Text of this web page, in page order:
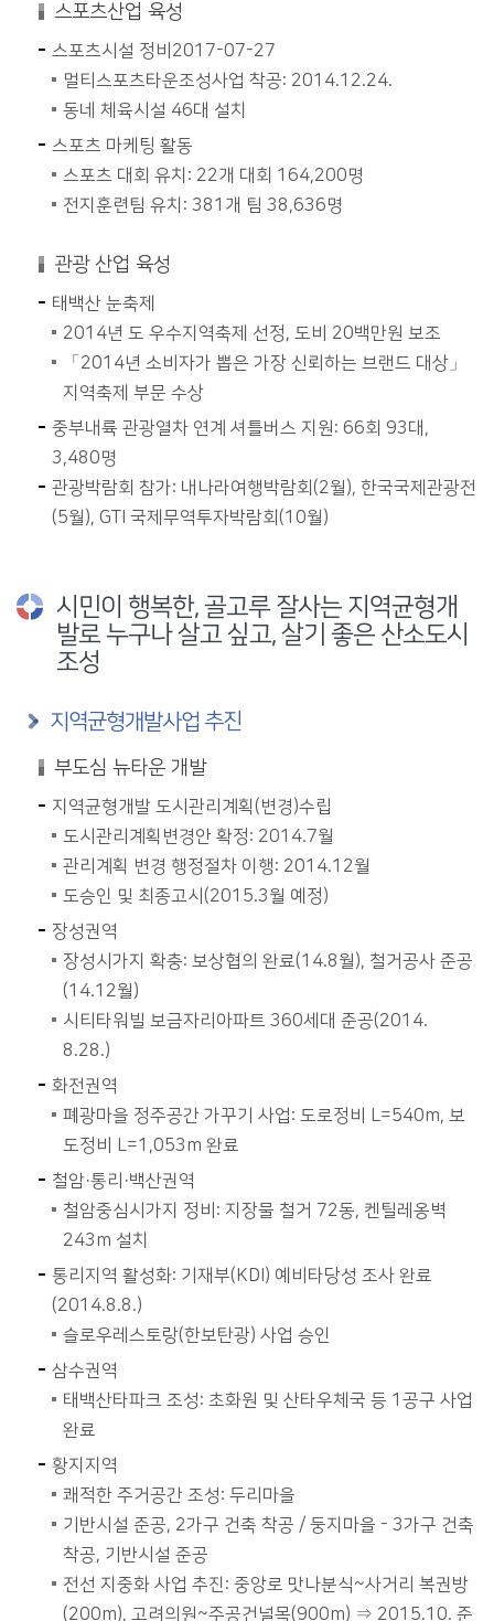
스포츠산업 육성
스포츠시설 정비2017-07-27
멀티스포츠타운조성사업 착공: 2014.12.24.
동네 체육시설 46대 설치
스포츠 마케팅 활동
스포츠 대회 유치: 22개 대회 164,200명
전지훈련팀 유치: 381개 팀 38,636명
관광 산업 육성
태백산 눈축제
2014년 도 우수지역축제 선정, 도비 20백만원 보조
「2014년 소비자가 뽑은 가장 신뢰하는 브랜드 대상」
지역축제 부문 수상
중부내륙 관광열차 연계 셔틀버스 지원: 66회 93대,
3,480명
관광박람회 참가: 내나라여행박람회(2월), 한국국제관광전
(5월), GTI 국제무역투자박람회(10월)
시민이 행복한, 골고루 잘사는 지역균형개
발로 누구나 살고 싶고, 살기 좋은 산소도시
조성
지역균형개발사업 추진
부도심 뉴타운 개발
지역균형개발 도시관리계획(변경)수립
도시관리계획변경안 확정: 2014.7월
관리계획 변경 행정절차 이행: 2014.12월
도승인 및 최종고시(2015.3월 예정)
장성권역
장성시가지 확충: 보상협의 완료(14.8월), 철거공사 준공
(14.12월)
시티타워빌 보금자리아파트 360세대 준공(2014.
8.28.)
화전권역
폐광마을 정주공간 가꾸기 사업: 도로정비 L=540m, 보
도정비 L=1,053m 완료
철암·통리·백산권역
철암중심시가지 정비: 지장물 철거 72동, 켄틸레옹벽
243m 설치
통리지역 활성화: 기재부(KDI) 예비타당성 조사 완료
(2014.8.8.)
슬로우레스토랑(한보탄광) 사업 승인
삼수권역
태백산타파크 조성: 초화원 및 산타우체국 등 1공구 사업
완료
황지지역
쾌적한 주거공간 조성: 두리마을
기반시설 준공, 2가구 건축 착공 / 둥지마을 - 3가구 건축
착공, 기반시설 준공
전선 지중화 사업 추진: 중앙로 맛나분식~사거리 복권방
(200m), 고려의원~주공건널목(900m) ⇒ 2015.10. 준